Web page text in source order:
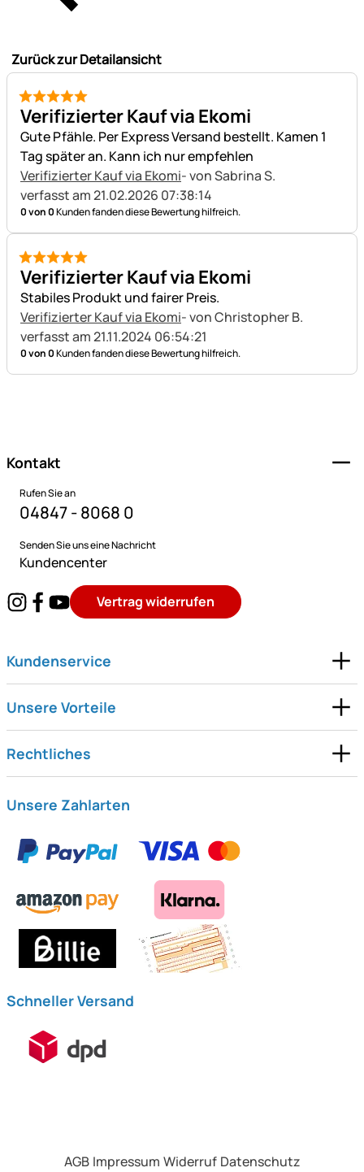
Zurück zur Detailansicht
5 von 5
Verifizierter Kauf via Ekomi
Gute Pfähle. Per Express Versand bestellt. Kamen 1
Tag später an. Kann ich nur empfehlen
Verifizierter Kauf via Ekomi- von Sabrina S.
verfasst am 21.02.2026 07:38:14
0 von 0Kunden fanden diese Bewertung hilfreich.
5 von 5
Verifizierter Kauf via Ekomi
Stabiles Produkt und fairer Preis.
Verifizierter Kauf via Ekomi- von Christopher B.
verfasst am 21.11.2024 06:54:21
0 von 0Kunden fanden diese Bewertung hilfreich.
Kontakt
Rufen Sie an
04847 - 8068 0
Senden Sie uns eine Nachricht
Kundencenter
Vertrag widerrufen
Kundenservice
Unsere Vorteile
Rechtliches
Unsere Zahlarten
Schneller Versand
AGB Impressum Widerruf Datenschutz